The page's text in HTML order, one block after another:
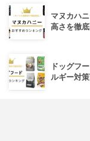
マヌカハ
高さを徹
ドッグフ
ルギー対